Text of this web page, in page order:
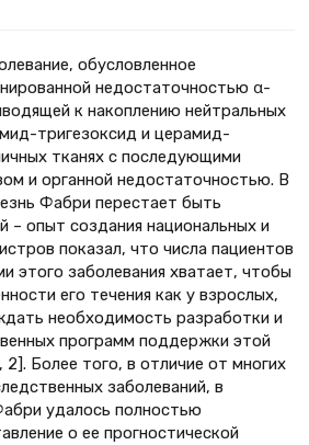
обусловленное
недостаточностью α-
к накоплению нейтральных
тригезоксид и церамид-
тканях с последующими
и органной недостаточностью. В
Фабри перестает быть
– опыт создания национальных и
показал, что числа пациентов
этого заболевания хватает, чтобы
его течения как у взрослых,
необходимость разработки и
программ поддержки этой
2]. Более того, в отличие от многих
заболеваний, в
удалось полностью
о ее прогностической